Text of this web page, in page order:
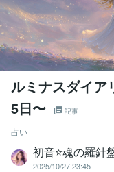
ルミナスダイア
5日〜
記事
占い
初音⭐️魂の羅針
2025/10/27 23:45